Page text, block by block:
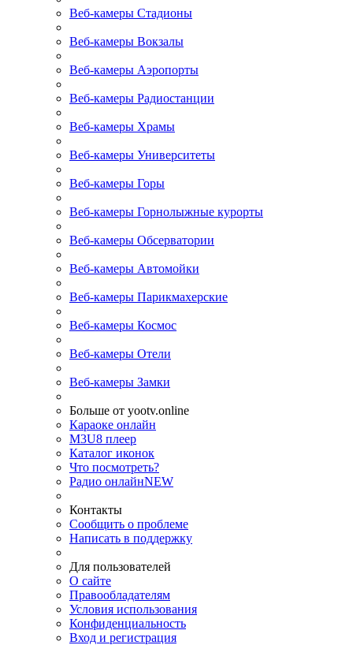
Веб-камеры Стадионы
Веб-камеры Вокзалы
Веб-камеры Аэропорты
Веб-камеры Радиостанции
Веб-камеры Храмы
Веб-камеры Университеты
Веб-камеры Горы
Веб-камеры Горнолыжные курорты
Веб-камеры Обсерватории
Веб-камеры Автомойки
Веб-камеры Парикмахерские
Веб-камеры Космос
Веб-камеры Отели
Веб-камеры Замки
Больше от yootv.online
Караоке онлайн
M3U8 плеер
Каталог иконок
Что посмотреть?
Радио онлайнNEW
Контакты
Сообщить о проблеме
Написать в поддержку
Для пользователей
О сайте
Правообладателям
Условия использования
Конфиденциальность
Вход и регистрация